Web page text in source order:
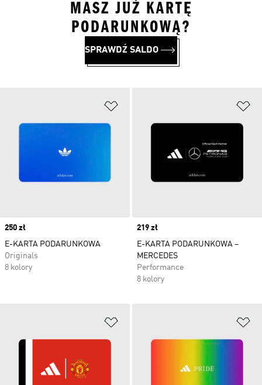
Price
250 zł
E-KARTA PODARUNKOWA
Originals
8 kolory
Price
219 zł
E-KARTA PODARUNKOWA –
MERCEDES
Performance
8 kolory
MASZ JUŻ KARTĘ
PODARUNKOWĄ?
SPRAWDŹ SALDO